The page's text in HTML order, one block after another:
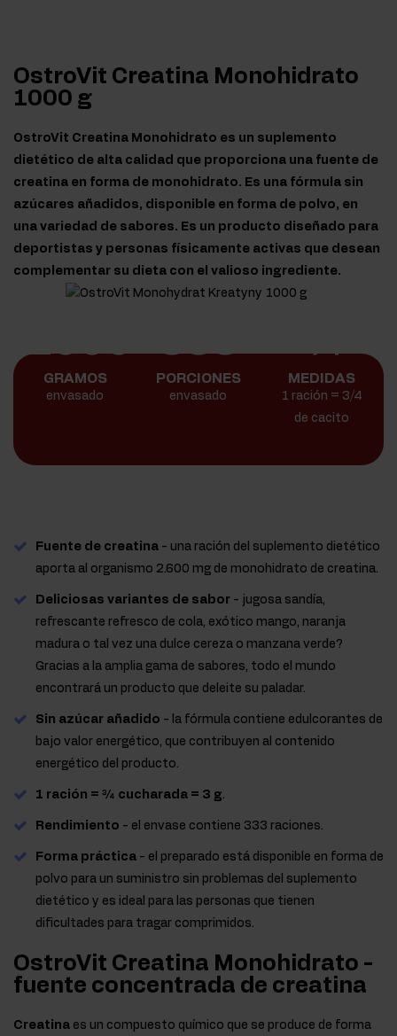
OstroVit Creatina Monohidrato
1000 g
OstroVit Creatina Monohidrato es un suplemento
dietético de alta calidad que proporciona una fuente de
creatina en forma de monohidrato. Es una fórmula sin
azúcares añadidos, disponible en forma de polvo, en
una variedad de sabores. Es un producto diseñado para
deportistas y personas físicamente activas que desean
complementar su dieta con el valioso ingrediente.
1000
GRAMOS
envasado
333
PORCIONES
envasado
¾
MEDIDAS
1 ración = 3/4
de cacito
Fuente de creatina - una ración del suplemento dietético
aporta al organismo 2.600 mg de monohidrato de creatina.
Deliciosas variantes de sabor - jugosa sandía,
refrescante refresco de cola, exótico mango, naranja
madura o tal vez una dulce cereza o manzana verde?
Gracias a la amplia gama de sabores, todo el mundo
encontrará un producto que deleite su paladar.
Sin azúcar añadido - la fórmula contiene edulcorantes de
bajo valor energético, que contribuyen al contenido
energético del producto.
1 ración = ¾ cucharada = 3 g.
Rendimiento - el envase contiene 333 raciones.
Forma práctica - el preparado está disponible en forma de
polvo para un suministro sin problemas del suplemento
dietético y es ideal para las personas que tienen
dificultades para tragar comprimidos.
OstroVit Creatina Monohidrato -
fuente concentrada de creatina
Creatina es un compuesto químico que se produce de forma